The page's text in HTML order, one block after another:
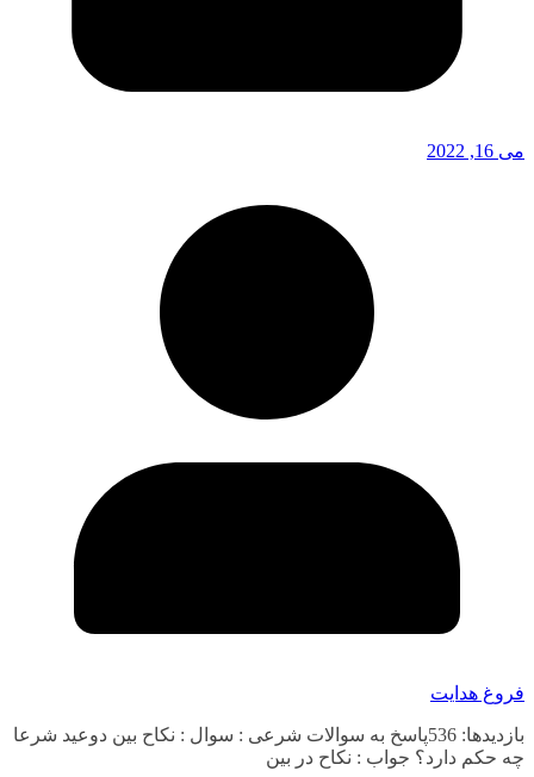
می 16, 2022
فروغ هدایت
بازدیدها: 536پاسخ به سوالات شرعی : سوال : نکاح بین دوعید شرعا
چه حکم دارد؟ جواب : نکاح در بین